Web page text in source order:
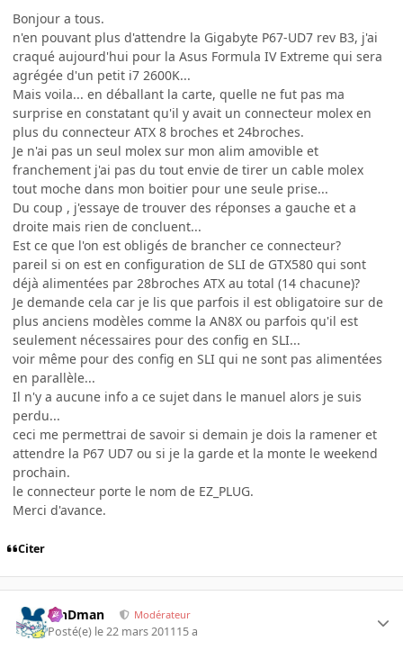
Bonjour a tous.
n'en pouvant plus d'attendre la Gigabyte P67-UD7 rev B3, j'ai
craqué aujourd'hui pour la Asus Formula IV Extreme qui sera
agrégée d'un petit i7 2600K...
Mais voila... en déballant la carte, quelle ne fut pas ma
surprise en constatant qu'il y avait un connecteur molex en
plus du connecteur ATX 8 broches et 24broches.
Je n'ai pas un seul molex sur mon alim amovible et
franchement j'ai pas du tout envie de tirer un cable molex
tout moche dans mon boitier pour une seule prise...
Du coup , j'essaye de trouver des réponses a gauche et a
droite mais rien de concluent...
Est ce que l'on est obligés de brancher ce connecteur?
pareil si on est en configuration de SLI de GTX580 qui sont
déjà alimentées par 28broches ATX au total (14 chacune)?
Je demande cela car je lis que parfois il est obligatoire sur de
plus anciens modèles comme la AN8X ou parfois qu'il est
seulement nécessaires pour des config en SLI...
voir même pour des config en SLI qui ne sont pas alimentées
en parallèle...
Il n'y a aucune info a ce sujet dans le manuel alors je suis
perdu...
ceci me permettrai de savoir si demain je dois la ramener et
attendre la P67 UD7 ou si je la garde et la monte le weekend
prochain.
le connecteur porte le nom de EZ_PLUG.
Merci d'avance.
Citer
RinDman Modérateur
Posté(e) le 22 mars 201115 a